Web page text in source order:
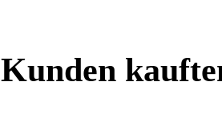
Kunden